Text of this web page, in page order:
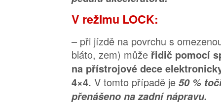
V režimu LOCK:
– při jízdě na povrchu s
bláto, zem) může řidič pomocí
na přístrojové dece
4×4. V tomto případě je 50 %
přenášeno na zadní nápravu.